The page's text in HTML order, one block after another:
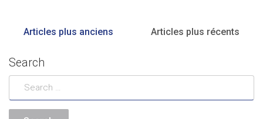
de
Navigation
articles
Articles plus anciens Articles plus récents
Search